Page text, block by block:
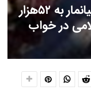
کشته های مسلمان در میانمار به ۵۲هزار
در خواب